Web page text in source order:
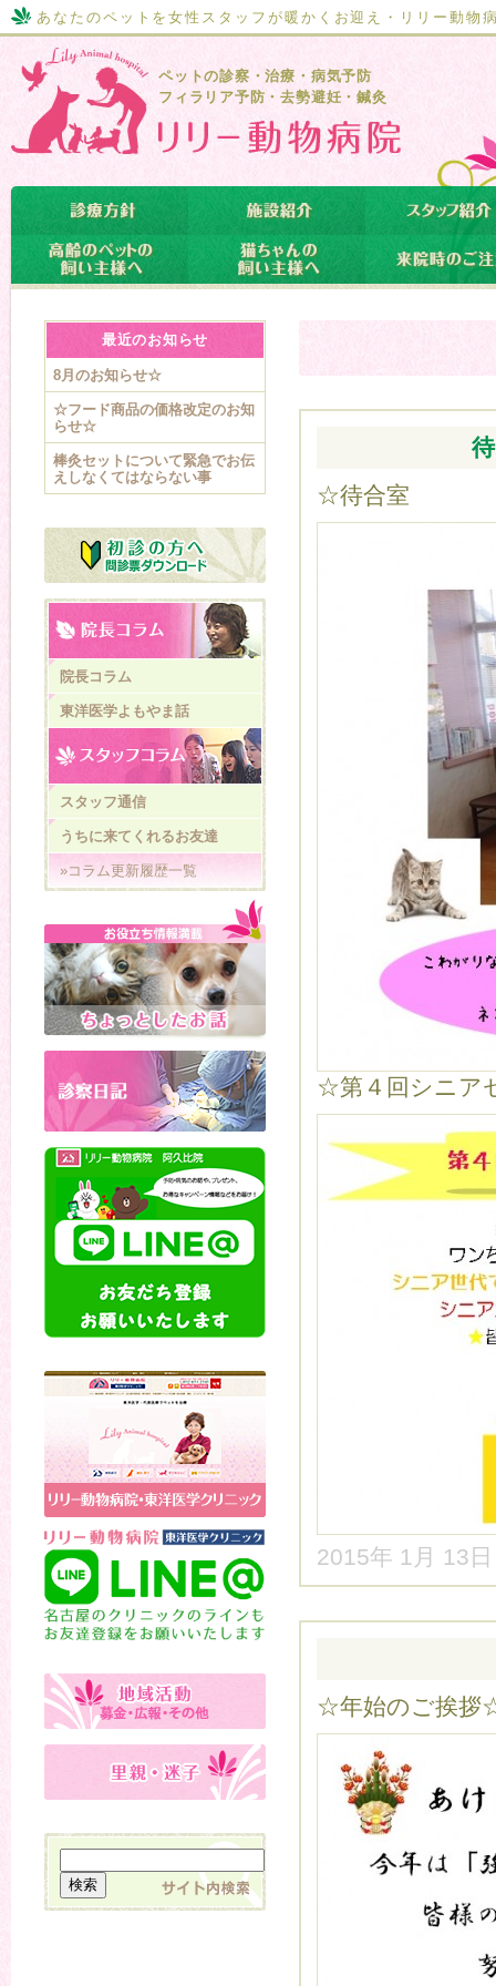
あなたのペットを女性スタッフが暖かくお迎え・リリー動物
ペットの診察・治療・病気予防
フィラリア予防・去勢避妊・鍼灸
☆待合室
☆第４回シニア
2015年 1月 13
☆年始のご挨拶
最近のお知らせ
8月のお知らせ☆
☆フード商品の価格改定のお知
らせ☆
棒灸セットについて緊急でお伝
えしなくてはならない事
院長コラム
東洋医学よもやま話
スタッフ通信
うちに来てくれるお友達
»コラム更新履歴一覧